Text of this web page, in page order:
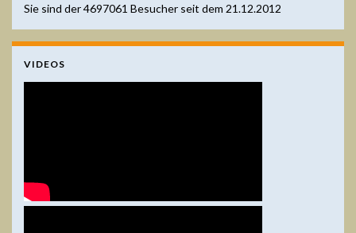
Sie sind der4697061 Besucher seit dem 21.12.2012
VIDEOS